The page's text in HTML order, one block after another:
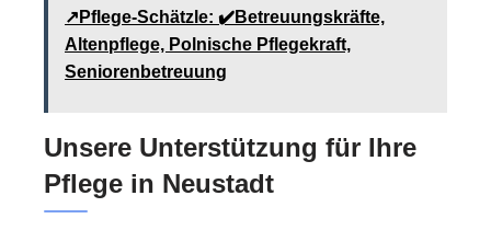
↗️Pflege-Schätzle: ✔️Betreuungskräfte,
Altenpflege, Polnische Pflegekraft,
Seniorenbetreuung
Unsere Unterstützung für Ihre
Pflege in Neustadt